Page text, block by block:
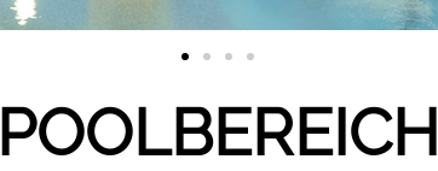
POOLBEREICH